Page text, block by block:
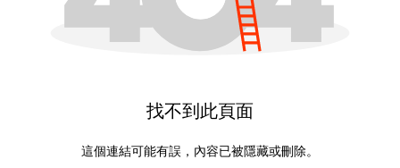
找不到此頁面
這個連結可能有誤，內容已被隱藏或刪除。